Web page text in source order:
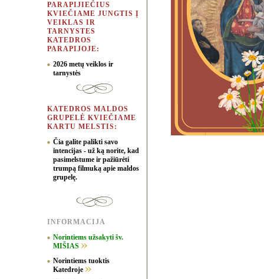
PARAPIJIEČIUS
KVIEČIAME JUNGTIS Į
VEIKLAS IR
TARNYSTES
KATEDROS
PARAPIJOJE:
2026 metų veiklos ir
tarnystės
KATEDROS MALDOS
GRUPELĖ KVIEČIAME
KARTU MELSTIS:
Čia galite palikti savo
intencijas - už ką norite, kad
pasimelstume ir pažiūrėti
trumpą filmuką apie maldos
grupelę.
INFORMACIJA
Norintiems užsakyti šv.
MIŠIAS
Norintiems tuoktis
Katedroje